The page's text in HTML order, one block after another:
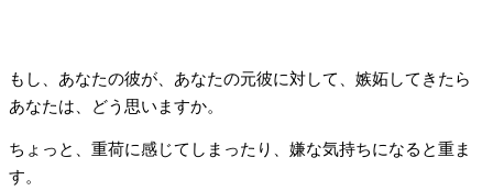
もし、あなたの彼が、あなたの元彼に対して、嫉妬してきたら
あなたは、どう思いますか。
ちょっと、重荷に感じてしまったり、嫌な気持ちになると重ま
す。